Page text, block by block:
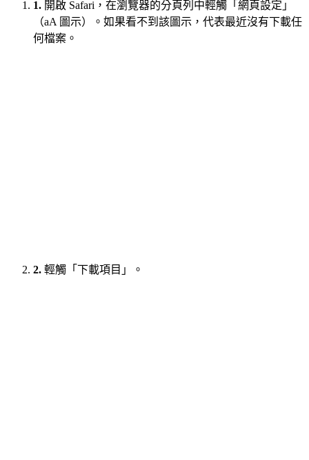
1. 開啟 Safari，在瀏覽器的分頁列中輕觸「網頁設定」
（aA 圖示）。如果看不到該圖示，代表最近沒有下載任
何檔案。
2. 輕觸「下載項目」。